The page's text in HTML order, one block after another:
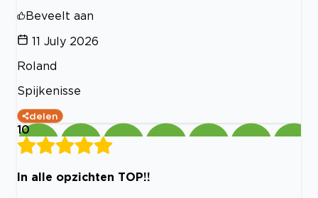
Beveelt aan
11 July 2026
Roland
Spijkenisse
delen
10
In alle opzichten TOP!!